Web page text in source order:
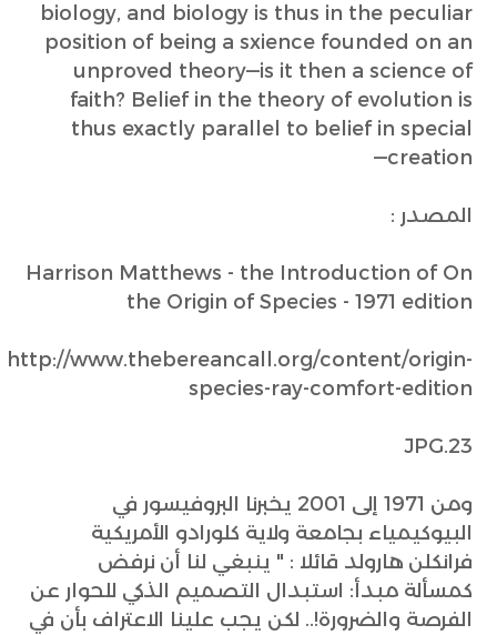
biology, and biology is thus in the peculiar
position of being a sxience founded on an
unproved theory—is it then a science of
faith? Belief in the theory of evolution is
thus exactly parallel to belief in special
creation—
المصدر :
Harrison Matthews - the Introduction of On
the Origin of Species - 1971 edition
http://www.thebereancall.org/content/origin-
species-ray-comfort-edition
23.JPG
ومن 1971 إلى 2001 يخبرنا البروفيسور في
البيوكيمياء بجامعة ولاية كلورادو الأمريكية
فرانكلن هارولد قائلا : " ينبغي لنا أن نرفض
كمسألة مبدأ: استبدال التصميم الذكي للحوار عن
الفرصة والضرورة!.. لكن يجب علينا الاعتراف بأن في